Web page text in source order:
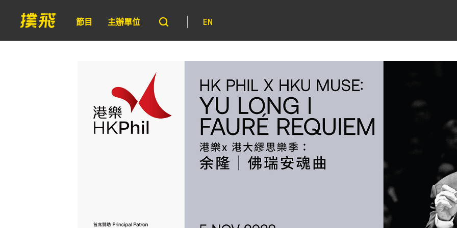
節目 主辦單位 EN